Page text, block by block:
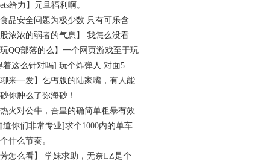
给力】元旦福利啊。
品安全问题为极少数 只有可乐含
股浓浓的弱者的气息】 我怎么没看
玩QQ部落的么】一个网页游戏至于玩
着这么针对吗] 玩个炸弹人 对面5
聊来一发】乞丐版的陆家嘴，有人能
你肿么了弥海砂！
火对公牛，吾皇的确简单粗暴有效
道你们非常专业]求个1000内的单车
什么节奏。
芳怎么看】 学妹求助，无奈LZ是个